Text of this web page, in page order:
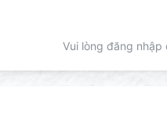
Vui lòng đăng nhập